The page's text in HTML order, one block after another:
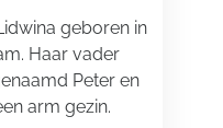
geboren in
Haar vader
Peter en
arm gezin.